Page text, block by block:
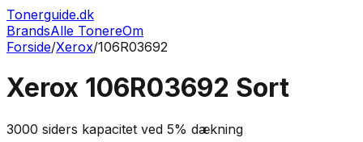
Tonerguide.dk
BrandsAlle TonereOm
Forside/Xerox/106R03692
Xerox 106R03692 Sort
3000 siders kapacitet ved 5% dækning